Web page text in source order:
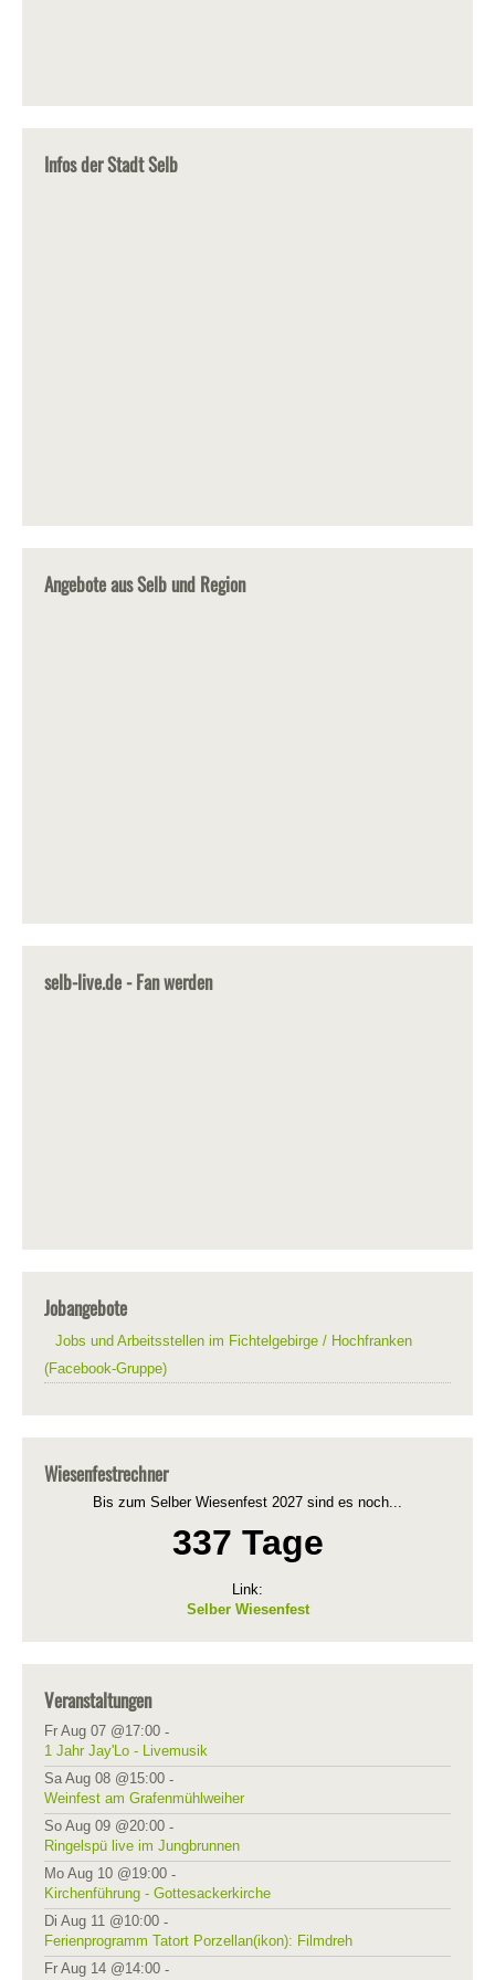
Infos der Stadt Selb
Angebote aus Selb und Region
selb-live.de - Fan werden
Jobangebote
Jobs und Arbeitsstellen im Fichtelgebirge / Hochfranken
(Facebook-Gruppe)
Wiesenfestrechner
Bis zum Selber Wiesenfest 2027 sind es noch...
337 Tage
Link:
Selber Wiesenfest
Veranstaltungen
Fr Aug 07 @17:00 -
1 Jahr Jay'Lo - Livemusik
Sa Aug 08 @15:00 -
Weinfest am Grafenmühlweiher
So Aug 09 @20:00 -
Ringelspü live im Jungbrunnen
Mo Aug 10 @19:00 -
Kirchenführung - Gottesackerkirche
Di Aug 11 @10:00 -
Ferienprogramm Tatort Porzellan(ikon): Filmdreh
Fr Aug 14 @14:00 -